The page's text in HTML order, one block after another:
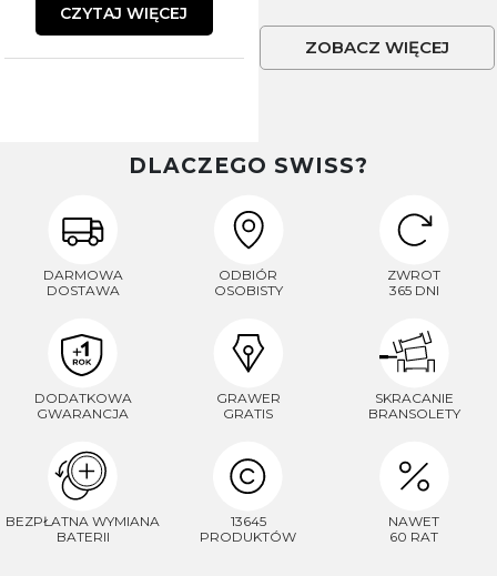
CZYTAJ WIĘCEJ
ZOBACZ WIĘCEJ
DLACZEGO SWISS?
DARMOWA
DOSTAWA
ODBIÓR
OSOBISTY
ZWROT
365 DNI
DODATKOWA
GWARANCJA
GRAWER
GRATIS
SKRACANIE
BRANSOLETY
BEZPŁATNA WYMIANA
BATERII
13645
PRODUKTÓW
NAWET
60 RAT